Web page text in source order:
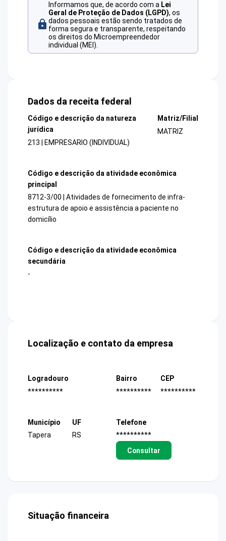
Informamos que, de acordo com a Lei
Geral de Proteção de Dados (LGPD), os
dados pessoais estão sendo tratados de
forma segura e transparente, respeitando
os direitos do Microempreendedor
individual (MEI).
Dados da receita federal
Código e descrição da natureza
jurídica
213 | EMPRESARIO (INDIVIDUAL)
Matriz/Filial
MATRIZ
Código e descrição da atividade econômica
principal
8712-3/00 | Atividades de fornecimento de infra-
estrutura de apoio e assistência a paciente no
domicílio
Código e descrição da atividade econômica
secundária
-
Localização e contato da empresa
Logradouro
**********
Bairro
**********
CEP
**********
Município
Tapera
UF
RS
Telefone
**********
Consultar
Situação financeira